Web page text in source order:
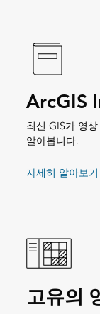
ArcGIS
최신 GIS가 영
알아봅니다.
자세히 알아보기
고유의